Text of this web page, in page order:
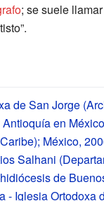
; se suele
de San Jorge
en
México,
Salhani
de
- Iglesia Ortodoxa